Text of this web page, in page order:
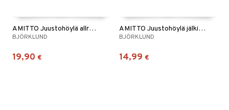
AMITTO Juustohöylä allround
BJÖRKLUND
19,90 €
AMITTO Juustohöylä jälkiruokajuustoille
BJÖRKLUND
14,99 €